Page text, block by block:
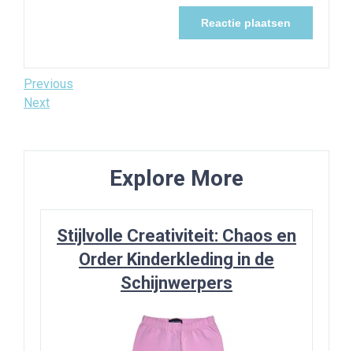
Bericht
navigatie
Previous
Post
Previous
Next
Next
Explore More
Stijlvolle Creativiteit: Chaos en
Order Kinderkleding in de
Schijnwerpers